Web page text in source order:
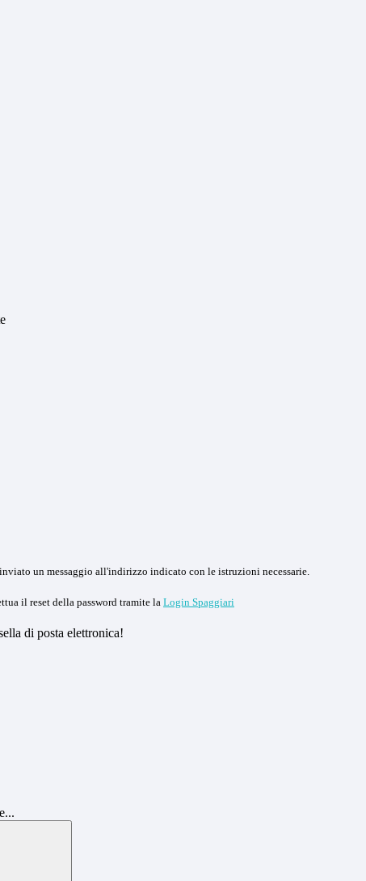
un messaggio all'indirizzo indicato con le istruzioni necessarie.
il reset della password tramite la Login Spaggiari
di posta elettronica!